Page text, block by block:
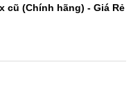
cũ (Chính hãng) - Giá Rẻ